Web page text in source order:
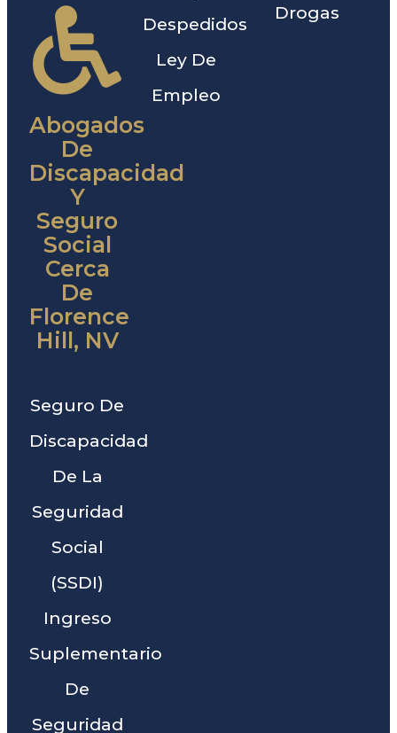
Abogados
De
Discapacidad
Y
Seguro
Social
Cerca
De
Florence
Hill, NV
Seguro De
Discapacidad
De La
Seguridad
Social
(SSDI)
Ingreso
Suplementario
De
Seguridad
Despedidos
Ley De
Empleo
Drogas